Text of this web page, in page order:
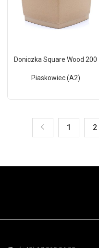
Doniczka Square Wood 200
Piaskowiec (A2)
1 2